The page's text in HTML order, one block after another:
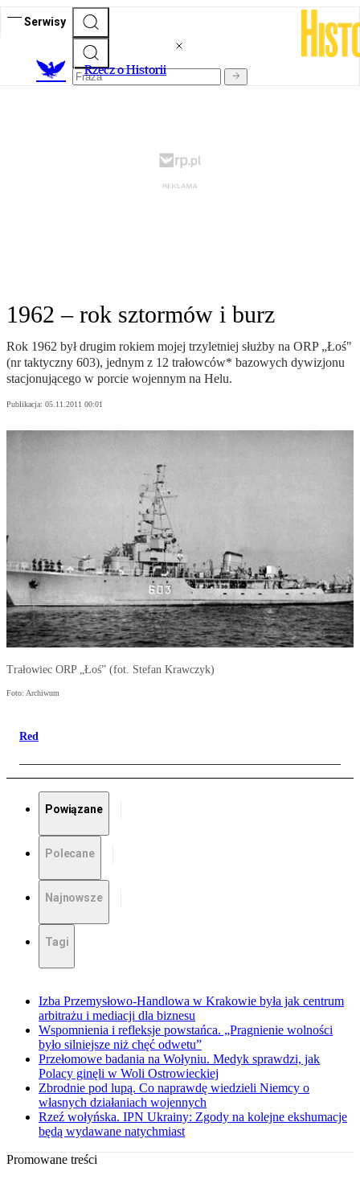
Serwisy
Rzecz o Historii
1962 – rok sztormów i burz
Rok 1962 był drugim rokiem mojej trzyletniej służby na ORP „Łoś"
(nr taktyczny 603), jednym z 12 trałowców* bazowych dywizjonu
stacjonującego w porcie wojennym na Helu.
Publikacja: 05.11.2011 00:01
Trałowiec ORP „Łoś” (fot. Stefan Krawczyk)
Foto: Archiwum
Red
Powiązane
Polecane
Najnowsze
Tagi
Izba Przemysłowo-Handlowa w Krakowie była jak centrum
arbitrażu i mediacji dla biznesu
Wspomnienia i refleksje powstańca. „Pragnienie wolności
było silniejsze niż chęć odwetu”
Przełomowe badania na Wołyniu. Medyk sprawdzi, jak
Polacy ginęli w Woli Ostrowieckiej
Zbrodnie pod lupą. Co naprawdę wiedzieli Niemcy o
własnych działaniach wojennych
Rzeź wołyńska. IPN Ukrainy: Zgody na kolejne ekshumacje
będą wydawane natychmiast
Promowane treści